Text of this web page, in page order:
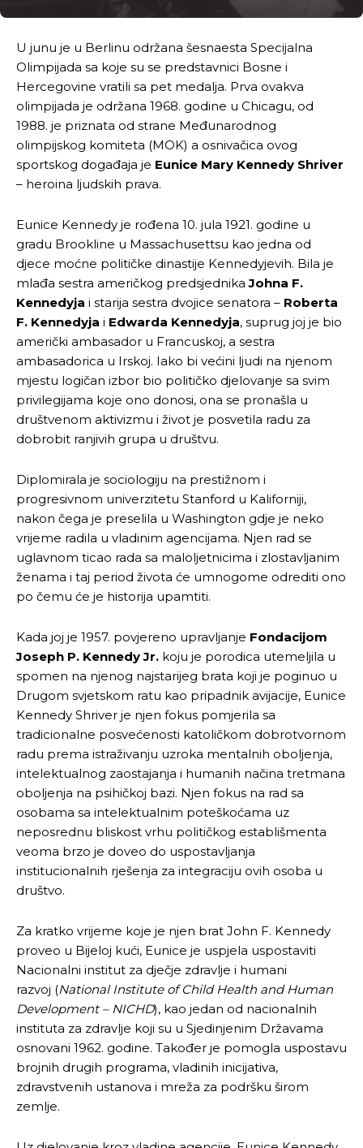
U junu je u Berlinu održana šesnaesta Specijalna
Olimpijada sa koje su se predstavnici Bosne i
Hercegovine vratili sa pet medalja. Prva ovakva
olimpijada je održana 1968. godine u Chicagu, od
1988. je priznata od strane Međunarodnog
olimpijskog komiteta (MOK) a osnivačica ovog
sportskog događaja je Eunice Mary Kennedy Shriver
– heroina ljudskih prava.
Eunice Kennedy je rođena 10. jula 1921. godine u
gradu Brookline u Massachusettsu kao jedna od
djece moćne političke dinastije Kennedyjevih. Bila je
mlađa sestra američkog predsjednikaJohna F.
Kennedyja i starija sestra dvojice senatora – Roberta
F. Kennedyja i Edwarda Kennedyja, suprug joj je bio
američki ambasador u Francuskoj, a sestra
ambasadorica u Irskoj. Iako bi većini ljudi na njenom
mjestu logičan izbor bio političko djelovanje sa svim
privilegijama koje ono donosi, ona se pronašla u
društvenom aktivizmu i život je posvetila radu za
dobrobit ranjivih grupa u društvu.
Diplomirala je sociologiju na prestižnom i
progresivnom univerzitetu Stanford u Kaliforniji,
nakon čega je preselila u Washington gdje je neko
vrijeme radila u vladinim agencijama. Njen rad se
uglavnom ticao rada sa maloljetnicima i zlostavljanim
ženama i taj period života će umnogome odrediti ono
po čemu će je historija upamtiti.
Kada joj je 1957. povjereno upravljanje Fondacijom
Joseph P. Kennedy Jr. koju je porodica utemeljila u
spomen na njenog najstarijeg brata koji je poginuo u
Drugom svjetskom ratu kao pripadnik avijacije, Eunice
Kennedy Shriver je njen fokus pomjerila sa
tradicionalne posvećenosti katoličkom dobrotvornom
radu prema istraživanju uzroka mentalnih oboljenja,
intelektualnog zaostajanja i humanih načina tretmana
oboljenja na psihičkoj bazi. Njen fokus na rad sa
osobama sa intelektualnim poteškoćama uz
neposrednu bliskost vrhu političkog establišmenta
veoma brzo je doveo do uspostavljanja
institucionalnih rješenja za integraciju ovih osoba u
društvo.
Za kratko vrijeme koje je njen brat John F. Kennedy
proveo u Bijeloj kući, Eunice je uspjela uspostaviti
Nacionalni institut za dječje zdravlje i humani
razvoj (National Institute of Child Health and Human
Development – NICHD), kao jedan od nacionalnih
instituta za zdravlje koji su u Sjedinjenim Državama
osnovani 1962. godine. Također je pomogla uspostavu
brojnih drugih programa, vladinih inicijativa,
zdravstvenih ustanova i mreža za podršku širom
zemlje.